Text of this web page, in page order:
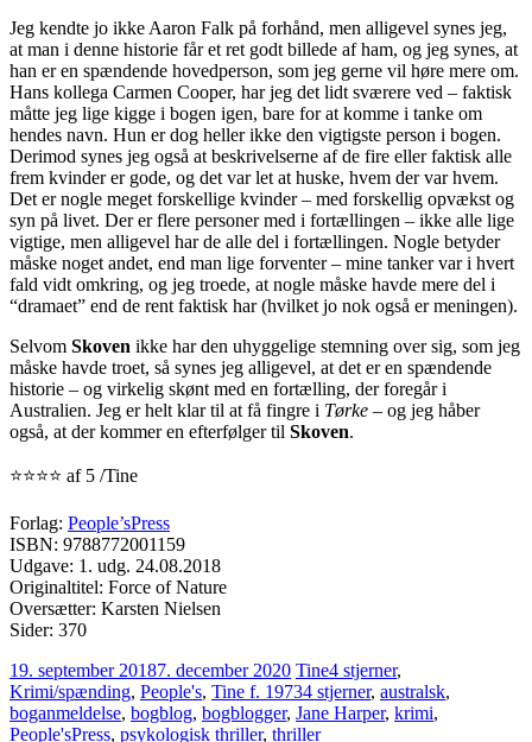
Jeg kendte jo ikke Aaron Falk på forhånd, men alligevel synes jeg,
at man i denne historie får et ret godt billede af ham, og jeg synes, at
han er en spændende hovedperson, som jeg gerne vil høre mere om.
Hans kollega Carmen Cooper, har jeg det lidt sværere ved – faktisk
måtte jeg lige kigge i bogen igen, bare for at komme i tanke om
hendes navn. Hun er dog heller ikke den vigtigste person i bogen.
Derimod synes jeg også at beskrivelserne af de fire eller faktisk alle
frem kvinder er gode, og det var let at huske, hvem der var hvem.
Det er nogle meget forskellige kvinder – med forskellig opvækst og
syn på livet. Der er flere personer med i fortællingen – ikke alle lige
vigtige, men alligevel har de alle del i fortællingen. Nogle betyder
måske noget andet, end man lige forventer – mine tanker var i hvert
fald vidt omkring, og jeg troede, at nogle måske havde mere del i
“dramaet” end de rent faktisk har (hvilket jo nok også er meningen).
Selvom Skoven ikke har den uhyggelige stemning over sig, som jeg
måske havde troet, så synes jeg alligevel, at det er en spændende
historie – og virkelig skønt med en fortælling, der foregår i
Australien. Jeg er helt klar til at få fingre i Tørke – og jeg håber
også, at der kommer en efterfølger til Skoven.
⭐⭐⭐⭐ af 5 /Tine
Forlag: People’sPress
ISBN: 9788772001159
Udgave: 1. udg. 24.08.2018
Originaltitel: Force of Nature
Oversætter: Karsten Nielsen
Sider: 370
19. september 20187. december 2020 Tine4 stjerner,
Krimi/spænding, People's, Tine f. 19734 stjerner, australsk,
boganmeldelse, bogblog, bogblogger, Jane Harper, krimi,
People'sPress, psykologisk thriller, thriller